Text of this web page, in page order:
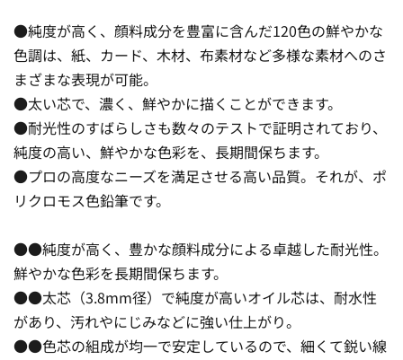
●純度が高く、顔料成分を豊富に含んだ120色の鮮やかな
色調は、紙、カード、木材、布素材など多様な素材へのさ
まざまな表現が可能。
●太い芯で、濃く、鮮やかに描くことができます。
●耐光性のすばらしさも数々のテストで証明されており、
純度の高い、鮮やかな色彩を、長期間保ちます。
●プロの高度なニーズを満足させる高い品質。それが、ポ
リクロモス色鉛筆です。
●●純度が高く、豊かな顔料成分による卓越した耐光性。
鮮やかな色彩を長期間保ちます。
●●太芯（3.8mm径）で純度が高いオイル芯は、耐水性
があり、汚れやにじみなどに強い仕上がり。
●●色芯の組成が均一で安定しているので、細くて鋭い線